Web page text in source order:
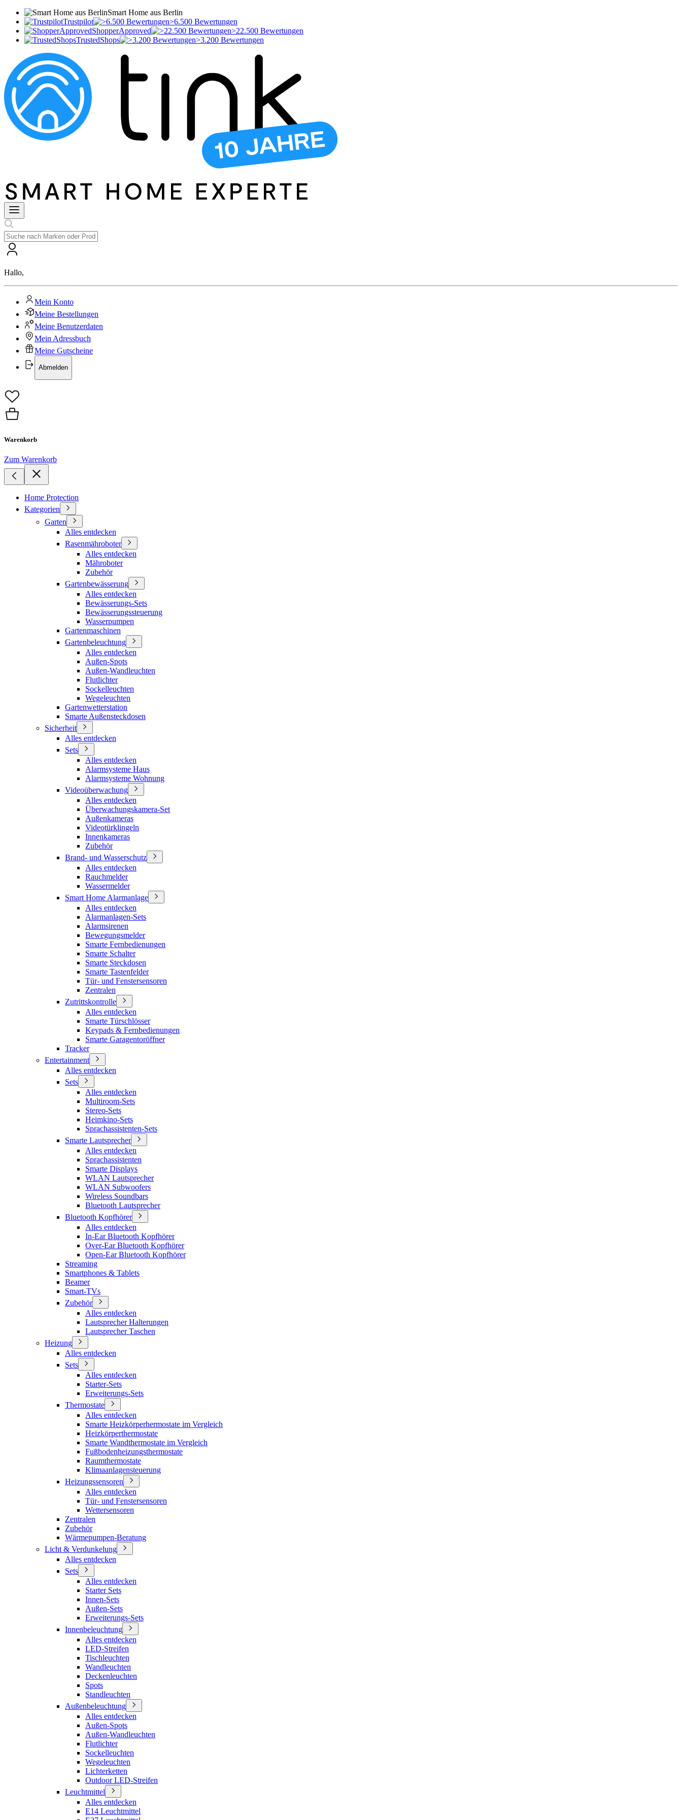
Smart Home aus Berlin
Trustpilot
>6.500 Bewertungen
ShopperApproved
>22.500 Bewertungen
TrustedShops
>3.200 Bewertungen
Hallo,
Mein Konto
Meine Bestellungen
Meine Benutzerdaten
Mein Adressbuch
Meine Gutscheine
Abmelden
Warenkorb
Zum Warenkorb
Home Protection
Kategorien
Garten
Alles entdecken
Rasenmähroboter
Alles entdecken
Mähroboter
Zubehör
Gartenbewässerung
Alles entdecken
Bewässerungs-Sets
Bewässerungssteuerung
Wasserpumpen
Gartenmaschinen
Gartenbeleuchtung
Alles entdecken
Außen-Spots
Außen-Wandleuchten
Flutlichter
Sockelleuchten
Wegeleuchten
Gartenwetterstation
Smarte Außensteckdosen
Sicherheit
Alles entdecken
Sets
Alles entdecken
Alarmsysteme Haus
Alarmsysteme Wohnung
Videoüberwachung
Alles entdecken
Überwachungskamera-Set
Außenkameras
Videotürklingeln
Innenkameras
Zubehör
Brand- und Wasserschutz
Alles entdecken
Rauchmelder
Wassermelder
Smart Home Alarmanlage
Alles entdecken
Alarmanlagen-Sets
Alarmsirenen
Bewegungsmelder
Smarte Fernbedienungen
Smarte Schalter
Smarte Steckdosen
Smarte Tastenfelder
Tür- und Fenstersensoren
Zentralen
Zutrittskontrolle
Alles entdecken
Smarte Türschlösser
Keypads & Fernbedienungen
Smarte Garagentoröffner
Tracker
Entertainment
Alles entdecken
Sets
Alles entdecken
Multiroom-Sets
Stereo-Sets
Heimkino-Sets
Sprachassistenten-Sets
Smarte Lautsprecher
Alles entdecken
Sprachassistenten
Smarte Displays
WLAN Lautsprecher
WLAN Subwoofers
Wireless Soundbars
Bluetooth Lautsprecher
Bluetooth Kopfhörer
Alles entdecken
In-Ear Bluetooth Kopfhörer
Over-Ear Bluetooth Kopfhörer
Open-Ear Bluetooth Kopfhörer
Streaming
Smartphones & Tablets
Beamer
Smart-TVs
Zubehör
Alles entdecken
Lautsprecher Halterungen
Lautsprecher Taschen
Heizung
Alles entdecken
Sets
Alles entdecken
Starter-Sets
Erweiterungs-Sets
Thermostate
Alles entdecken
Smarte Heizkörperhermostate im Vergleich
Heizkörperthermostate
Smarte Wandthermostate im Vergleich
Fußbodenheizungsthermostate
Raumthermostate
Klimaanlagensteuerung
Heizungssensoren
Alles entdecken
Tür- und Fenstersensoren
Wettersensoren
Zentralen
Zubehör
Wärmepumpen-Beratung
Licht & Verdunkelung
Alles entdecken
Sets
Alles entdecken
Starter Sets
Innen-Sets
Außen-Sets
Erweiterungs-Sets
Innenbeleuchtung
Alles entdecken
LED-Streifen
Tischleuchten
Wandleuchten
Deckenleuchten
Spots
Standleuchten
Außenbeleuchtung
Alles entdecken
Außen-Spots
Außen-Wandleuchten
Flutlichter
Sockelleuchten
Wegeleuchten
Lichterketten
Outdoor LED-Streifen
Leuchtmittel
Alles entdecken
E14 Leuchtmittel